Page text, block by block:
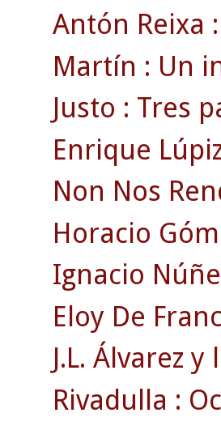
Antón Reixa
Martín : Un
Justo : Tres
Enrique
Non Nos
Horacio
Ignacio
Eloy De
J.L. Álvarez
Rivadulla :